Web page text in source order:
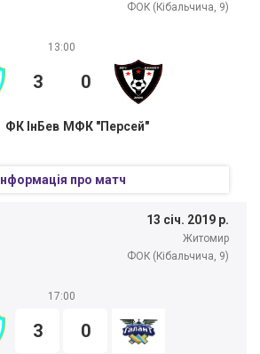
ФОК (Кібальчича, 9)
13:00
3
ФК ІнБев
0
МФК "Персей"
Інформація про матч
13 січ. 2019 р.
Житомир
ФОК (Кібальчича, 9)
17:00
3 0